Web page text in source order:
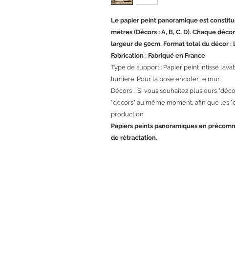
Le papier peint panoramique est
métres (Décors : A, B, C, D). Chaque
largeur de 50cm. Format total du décor :
Fabrication : Fabriqué en France
Type de support : Papier peint intissé
lumière. Pour la pose encoler le mur.
Décors : Si vous souhaitez plusieurs
"décors" au même moment, afin que les
production
Papiers peints panoramiques en
de rétractation.